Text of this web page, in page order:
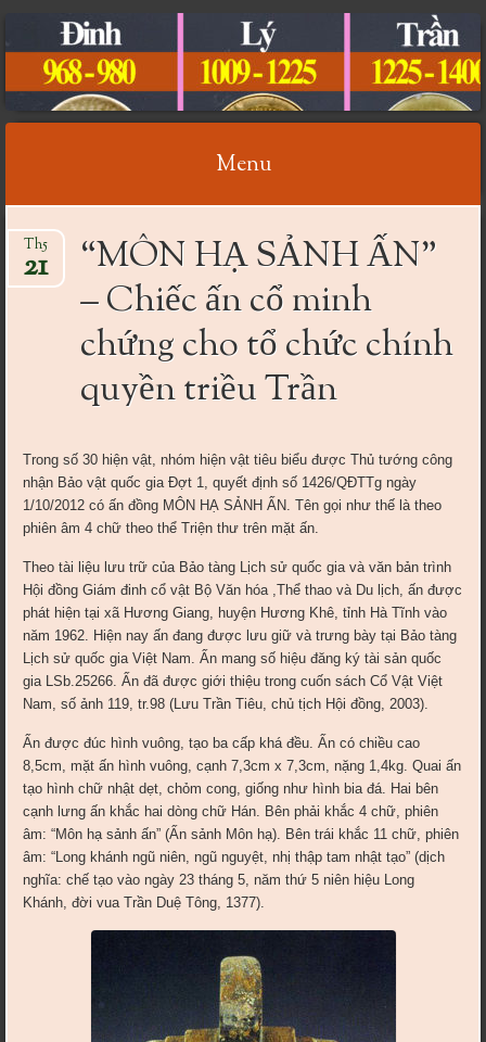
CỔ VẬT VIỆT NAM
Menu
to
content
“MÔN HẠ SẢNH ẤN”
– Chiếc ấn cổ minh
chứng cho tổ chức chính
quyền triều Trần
Th5
21
Trong số 30 hiện vật, nhóm hiện vật tiêu biểu được Thủ tướng công
nhận Bảo vật quốc gia Đợt 1, quyết định số 1426/QĐTTg ngày
1/10/2012 có ấn đồng MÔN HẠ SẢNH ẤN. Tên gọi như thế là theo
phiên âm 4 chữ theo thể Triện thư trên mặt ấn.
Theo tài liệu lưu trữ của Bảo tàng Lịch sử quốc gia và văn bản trình
Hội đồng Giám đinh cổ vật Bộ Văn hóa ,Thể thao và Du lịch, ấn được
phát hiện tại xã Hương Giang, huyện Hương Khê, tỉnh Hà Tĩnh vào
năm 1962. Hiện nay ấn đang được lưu giữ và trưng bày tại Bảo tàng
Lịch sử quốc gia Việt Nam. Ấn mang số hiệu đăng ký tài sản quốc
gia LSb.25266. Ấn đã được giới thiệu trong cuốn sách Cổ Vật Việt
Nam, số ảnh 119, tr.98 (Lưu Trần Tiêu, chủ tịch Hội đồng, 2003).
Ấn được đúc hình vuông, tạo ba cấp khá đều. Ấn có chiều cao
8,5cm, mặt ấn hình vuông, cạnh 7,3cm x 7,3cm, nặng 1,4kg. Quai ấn
tạo hình chữ nhật dẹt, chỏm cong, giống như hình bia đá. Hai bên
cạnh lưng ấn khắc hai dòng chữ Hán. Bên phải khắc 4 chữ, phiên
âm: “Môn hạ sảnh ấn” (Ấn sảnh Môn hạ). Bên trái khắc 11 chữ, phiên
âm: “Long khánh ngũ niên, ngũ nguyệt, nhị thập tam nhật tạo” (dịch
nghĩa: chế tạo vào ngày 23 tháng 5, năm thứ 5 niên hiệu Long
Khánh, đời vua Trần Duệ Tông, 1377).